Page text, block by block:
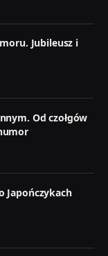
Jubileusz i
Od czołgów
Japończykach